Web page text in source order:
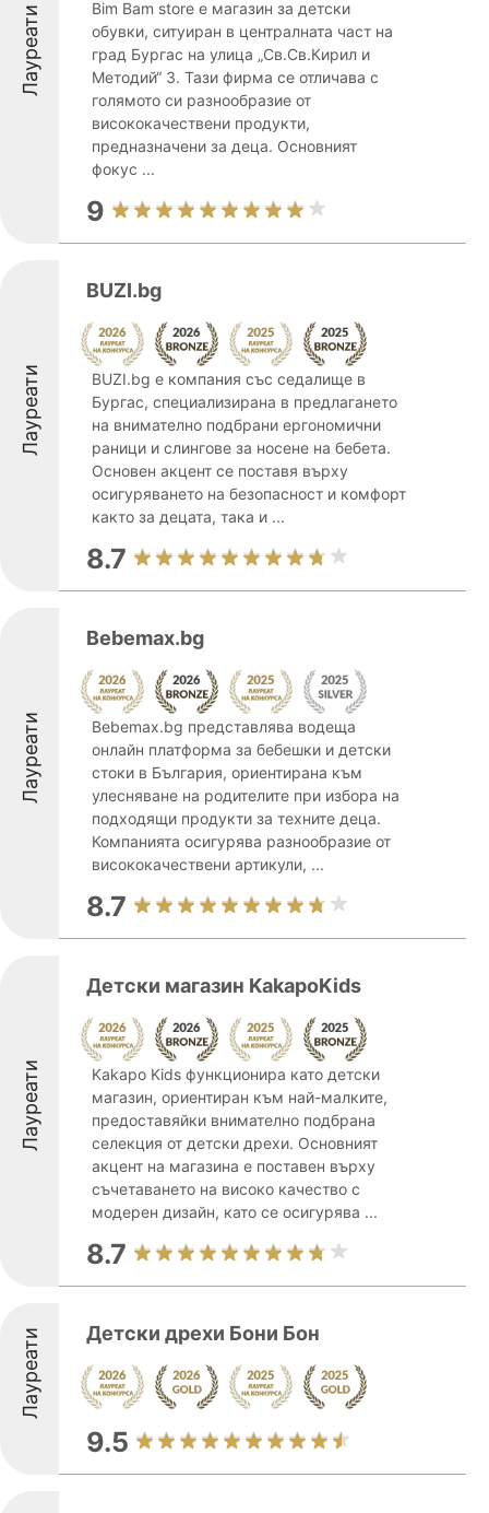
Лауреати
Bim Bam store е магазин за детски
обувки, ситуиран в централната част на
град Бургас на улица „Св.Св.Кирил и
Методий“ 3. Тази фирма се отличава с
голямото си разнообразие от
висококачествени продукти,
предназначени за деца. Основният
фокус ...
9
Лауреати
BUZI.bg
BUZI.bg е компания със седалище в
Бургас, специализирана в предлагането
на внимателно подбрани ергономични
раници и слингове за носене на бебета.
Основен акцент се поставя върху
осигуряването на безопасност и комфорт
както за децата, така и ...
8.7
Лауреати
Bebemax.bg
Bebemax.bg представлява водеща
онлайн платформа за бебешки и детски
стоки в България, ориентирана към
улесняване на родителите при избора на
подходящи продукти за техните деца.
Компанията осигурява разнообразие от
висококачествени артикули, ...
8.7
Лауреати
Детски магазин KakapoKids
Kakapo Kids функционира като детски
магазин, ориентиран към най-малките,
предоставяйки внимателно подбрана
селекция от детски дрехи. Основният
акцент на магазина е поставен върху
съчетаването на високо качество с
модерен дизайн, като се осигурява ...
8.7
Лауреати Детски дрехи Бони Бон
9.5